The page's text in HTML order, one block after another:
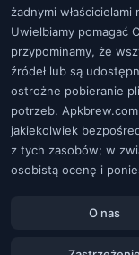
żadnymi
Uwielbiamy pomagać
przypominamy, że
źródeł lub są
ostrożne pobieranie
potrzeb.
jakiekolwiek
z tych zasobów; w
osobistą ocenę i
O nas